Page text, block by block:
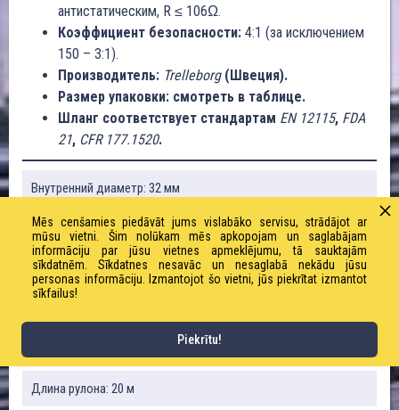
антистатическим, R ≤ 106Ω.
Коэффициент безопасности: 4:1 (за исключением
150 – 3:1).
Производитель: Trelleborg(Швеция).
Размер упаковки: смотреть в таблице.
Шланг соответствует стандартам EN 12115, FDA
21, CFR 177.1520.
Внутренний диаметр: 32 мм
Наружный диаметр: 44 мм
Рабочее / предельное давление: 16 / 64 бар
Длина рулона: 20 м
Mēs cenšamies piedāvāt jums vislabāko servisu, strādājot ar
mūsu vietni. Šim nolūkam mēs apkopojam un saglabājam
informāciju par jūsu vietnes apmeklējumu, tā sauktajām
sīkdatnēm. Sīkdatnes nesavāc un nesaglabā nekādu jūsu
personas informāciju. Izmantojot šo vietni, jūs piekrītat izmantot
sīkfailus!
Piekrītu!